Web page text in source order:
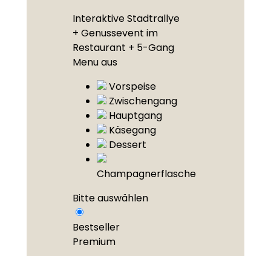
Interaktive Stadtrallye
+ Genussevent im
Restaurant + 5-Gang
Menu aus
Vorspeise
Zwischengang
Hauptgang
Käsegang
Dessert
Champagnerflasche
Bitte auswählen
Bestseller
Premium